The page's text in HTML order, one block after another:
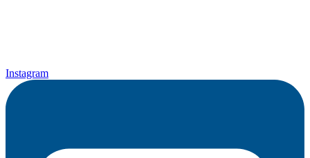
Instagram